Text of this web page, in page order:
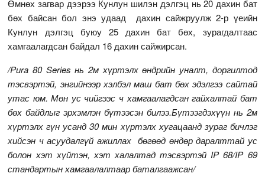
Өмнөх загвар дээрээ Кунлун шилэн дэлгэц нь 20 дахин бат
бөх байсан бол энэ удаад дахин сайжруулж 2-р үеийн
Кунлун дэлгэц буюу 25 дахин бат бөх, зурагдалтаас
хамгаалагдсан байдал 16 дахин сайжирсан.
/Pura 80 Series нь 2м хүртэлх өндрийн уналт, доргилтод
тэсвэртэй, энгийнээр хэлбэл маш бат бөх эдэлгээ сайтай
утас юм. Мөн ус чийгээс ч хамгаалагдсан гайхалтай бат
бөх байдлыг эрхэмлэн бүтээсэн билээ.Бүтээгдэхүүн нь 2м
хүртэлх гүн усанд 30 мин хүртэлх хугацаанд зураг бичлэг
хийсэн ч асуудалгүй ажиллах бөгөөд өндөр даралттай ус
болон хэт хүйтэн, хэт халалтад тэсвэртэй IP 68/IP 69
стандартын хамгаалалтаар баталгаажсан/